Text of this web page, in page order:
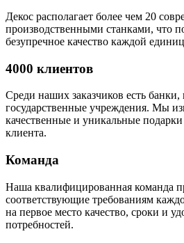
Декос располагает более чем 20
производственными станками, что
безупречное качество каждой
4000 клиентов
Среди наших заказчиков есть
государственные учреждения. Мы
качественные и уникальные
клиента.
Команда
Наша квалифицированная команда
соответствующие требованиям
на первое место качество, сроки и
потребностей.